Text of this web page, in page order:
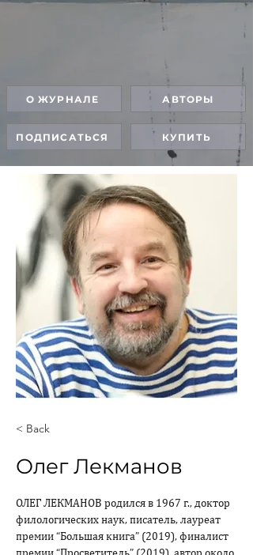
О ЖУРНАЛЕ АВТОРЫ
ПОДПИСАТЬСЯ КУПИТЬ
< Back
Олег Лекманов
ОЛЕГ ЛЕКМАНОВ родился в 1967 г., доктор
филологических наук, писатель, лауреат
премии “Большая книга” (2019), финалист